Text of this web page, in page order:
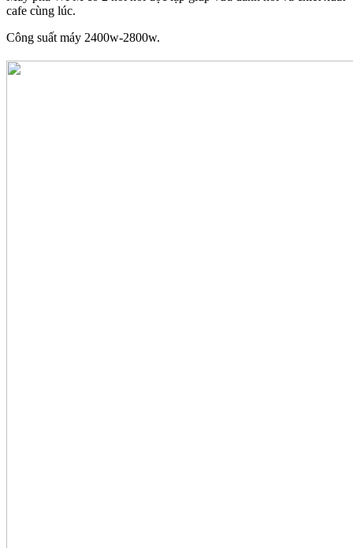
cafe cùng lúc.
Công suất máy 2400w-2800w.